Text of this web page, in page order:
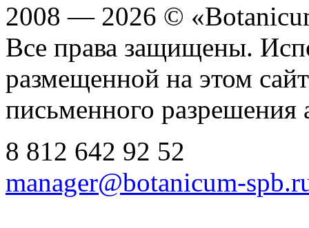
2008 — 2026 ©
Все права защищены.
размещенной на этом
письменного разрешения
8 812 642 92 52
manager@botanicum-